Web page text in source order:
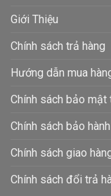
Giới Thiệu
Chính sách trả hàng
Hướng dẫn mua
Chính sách bảo mật
Chính sách bảo hành
Chính sách giao
Chính sách đổi trả